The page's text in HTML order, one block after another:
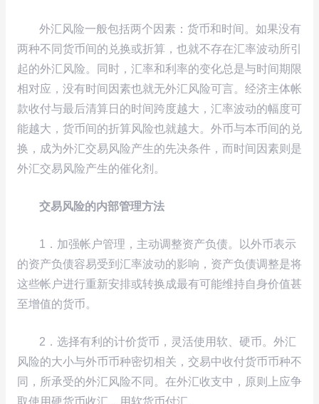
外汇风险一般包括两个因素：货币和时间。如果没有
两种不同货币间的兑换或折算，也就不存在汇率波动所引
起的外汇风险。同时，汇率和利率的变化总是与时间期限
相对应，没有时间因素也就无外汇风险可言。经济主体帐
款收付与最后清算日的时间跨度越大，汇率波动的幅度可
能越大，货币间的折算风险也就越大。外币与本币间的兑
换，成为外汇交易风险产生的先决条件，而时间因素则是
外汇交易风险产生的催化剂。
交易风险的内部管理方法
1．加强帐户管理，主动调整资产负债。以外币表示
的资产负债容易受到汇率波动的影响，资产负债调整是将
这些帐户进行重新安排或转换成最有可能维持自身价值甚
至增值的货币。
2．选择有利的计价货币，灵活使用软、硬币。外汇
风险的大小与外币币种密切相关，交易中收付货币币种不
同，所承受的外汇风险不同。在外汇收支中，原则上应争
取使用硬货币收汇，用软货币付汇。